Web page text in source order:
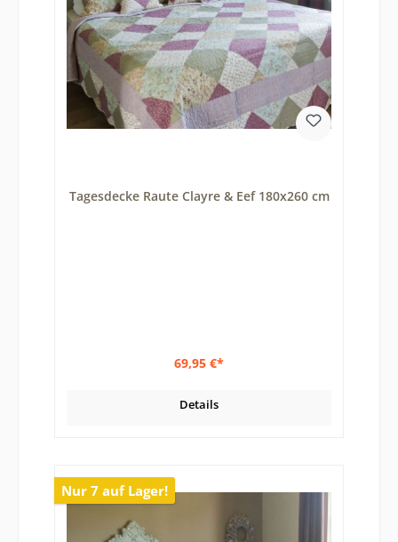
Tagesdecke Raute Clayre & Eef 180x260 cm
69,95 €*
Details
Nur 7 auf Lager!